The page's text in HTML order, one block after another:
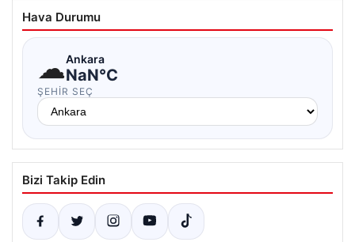
Hava Durumu
☁Ankara
NaN°C
ŞEHIR SEÇ
Bizi Takip Edin